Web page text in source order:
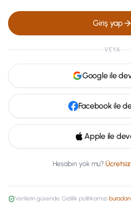
Giriş yap
VEYA
Google ile
Facebook ile
Apple ile
Hesabın yok mu?
Verilerin güvende. Gizlilik politikamızı buradan